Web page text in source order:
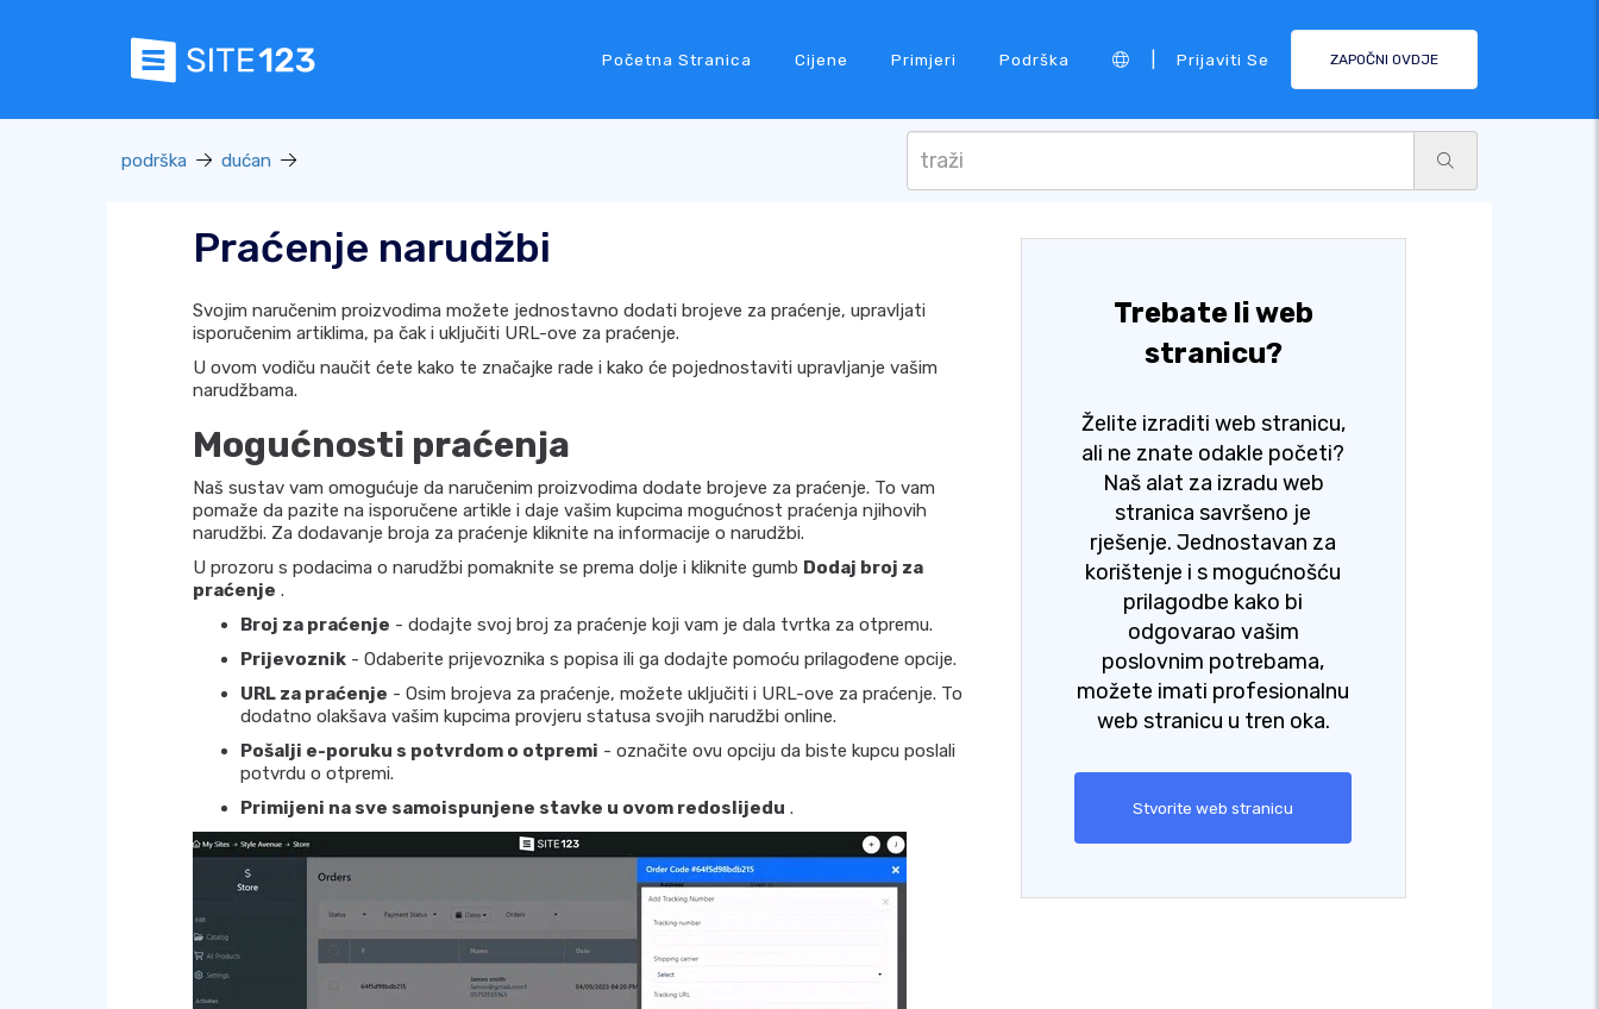
Početna Stranica Cijene Primjeri Podrška Prijaviti Se ZAPOČNI OVDJE
podrška dućan
Praćenje narudžbi
Svojim naručenim proizvodima možete jednostavno dodati brojeve za praćenje, upravljati
isporučenim artiklima, pa čak i uključiti URL-ove za praćenje.
U ovom vodiču naučit ćete kako te značajke rade i kako će pojednostaviti upravljanje vašim
narudžbama.
Mogućnosti praćenja
Naš sustav vam omogućuje da naručenim proizvodima dodate brojeve za praćenje. To vam
pomaže da pazite na isporučene artikle i daje vašim kupcima mogućnost praćenja njihovih
narudžbi. Za dodavanje broja za praćenje kliknite na informacije o narudžbi.
U prozoru s podacima o narudžbi pomaknite se prema dolje i kliknite gumb Dodaj broj za
praćenje .
Broj za praćenje - dodajte svoj broj za praćenje koji vam je dala tvrtka za otpremu.
Prijevoznik - Odaberite prijevoznika s popisa ili ga dodajte pomoću prilagođene opcije.
URL za praćenje - Osim brojeva za praćenje, možete uključiti i URL-ove za praćenje. To
dodatno olakšava vašim kupcima provjeru statusa svojih narudžbi online.
Pošalji e-poruku s potvrdom o otpremi - označite ovu opciju da biste kupcu poslali
potvrdu o otpremi.
Primijeni na sve samoispunjene stavke u ovom redoslijedu .
Trebate li web
stranicu?
Želite izraditi web stranicu,
ali ne znate odakle početi?
Naš alat za izradu web
stranica savršeno je
rješenje. Jednostavan za
korištenje i s mogućnošću
prilagodbe kako bi
odgovarao vašim
poslovnim potrebama,
možete imati profesionalnu
web stranicu u tren oka.
Stvorite web stranicu